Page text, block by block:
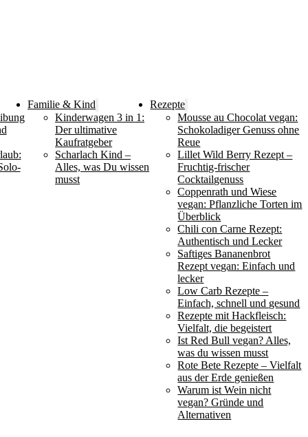
Familie & Kind
Kinderwagen 3 in 1:
Der ultimative
Kaufratgeber
Scharlach Kind –
Alles, was Du wissen
musst
Rezepte
Mousse au Chocolat vegan:
Schokoladiger Genuss ohne
Reue
Lillet Wild Berry Rezept –
Fruchtig-frischer
Cocktailgenuss
Coppenrath und Wiese
vegan: Pflanzliche Torten im
Überblick
Chili con Carne Rezept:
Authentisch und Lecker
Saftiges Bananenbrot
Rezept vegan: Einfach und
lecker
Low Carb Rezepte –
Einfach, schnell und gesund
Rezepte mit Hackfleisch:
Vielfalt, die begeistert
Ist Red Bull vegan? Alles,
was du wissen musst
Rote Bete Rezepte – Vielfalt
aus der Erde genießen
Warum ist Wein nicht
vegan? Gründe und
Alternativen